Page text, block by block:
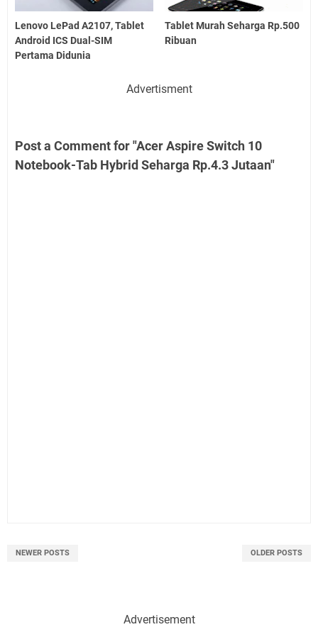
Lenovo LePad A2107, Tablet
Android ICS Dual-SIM
Pertama Didunia
Tablet Murah Seharga Rp.500
Ribuan
Advertisment
Post a Comment for "Acer Aspire Switch 10
Notebook-Tab Hybrid Seharga Rp.4.3 Jutaan"
NEWER POSTS OLDER POSTS
Advertisement